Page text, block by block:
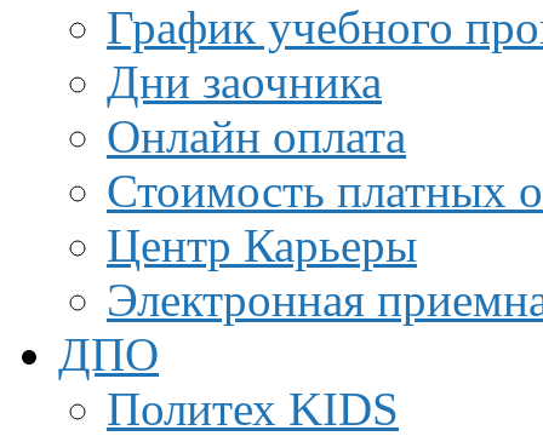
График учебного
Дни заочника
Онлайн оплата
Стоимость платных
Центр Карьеры
Электронная
ДПО
Политех KIDS